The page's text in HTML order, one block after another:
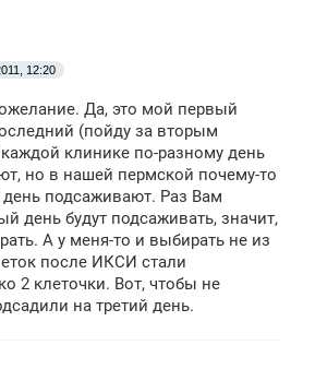
12:20
Да, это мой первый
(пойду за вторым
клинике по-разному день
но в нашей пермской почему-то
подсаживают. Раз Вам
день будут подсаживать, значит,
А у меня-то и выбирать не из
после ИКСИ стали
2 клеточки. Вот, чтобы не
на третий день.